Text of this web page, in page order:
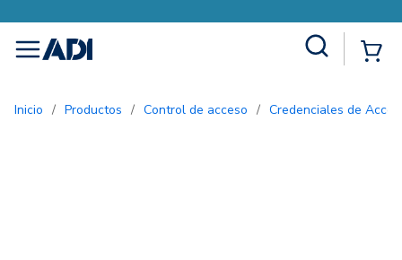
menu
Inicio / Productos / Control de acceso / Credenciales de